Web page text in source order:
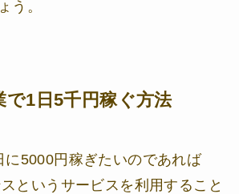
う。
で1日5千円稼ぐ方法
に5000円稼ぎたいのであれば
というサービスを利用すること